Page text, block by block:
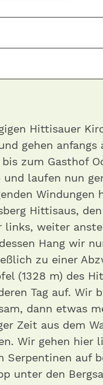
Hittisauer
gehen
zum Gasthof
laufen nun
Windungen
Hittisaus,
links, weiter
Hang wir
zu einer
(1328 m) des
Tag auf. Wir
dann etwas
Zeit aus dem
Wir gehen hier
auf
unter den